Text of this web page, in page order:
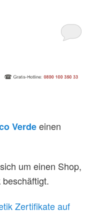
Verdeeinen
um einen Shop,
Zertifikate auf